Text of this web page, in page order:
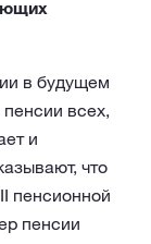
в будущем
всех,
и
что
пенсионной
пенсии